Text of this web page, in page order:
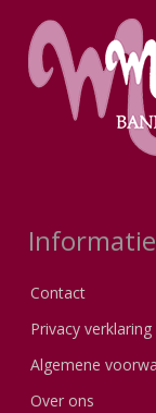
Informatie
Contact
Privacy verklaring
Algemene
Over ons